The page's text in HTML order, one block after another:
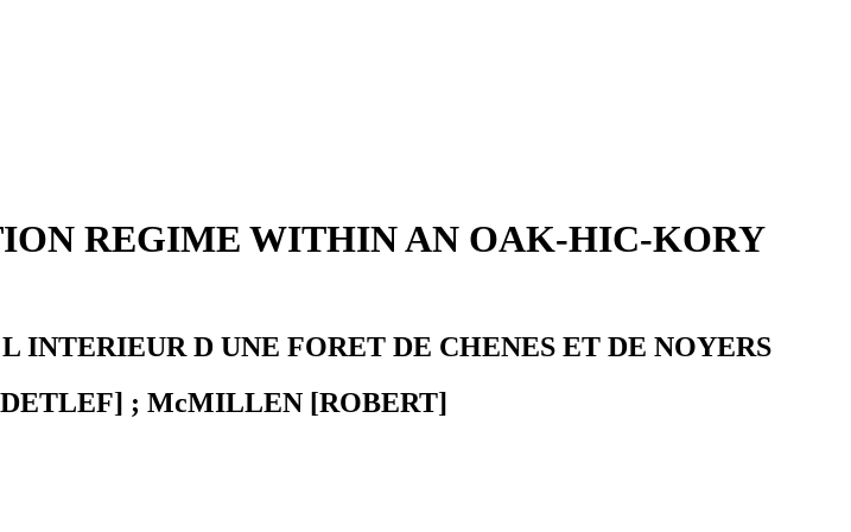
REGIME WITHIN AN OAK-HIC-KORY
INTERIEUR D UNE FORET DE CHENES ET DE NOYERS
; McMILLEN [ROBERT]